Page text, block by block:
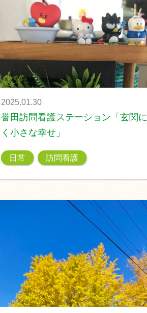
2025.01.30
誉田訪問看護ステーション「玄関
く小さな幸せ」
日常 訪問看護